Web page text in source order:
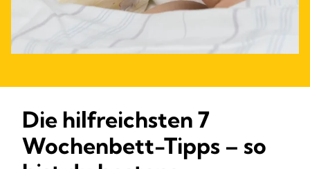
Die hilfreichsten 7
Wochenbett-Tipps – so